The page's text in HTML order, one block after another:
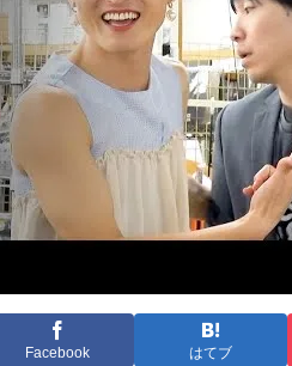
Facebook はてブ